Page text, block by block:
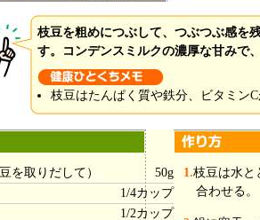
枝豆を粗めにつぶして、つぶつぶ感を
す。コンデンスミルクの濃厚な甘みで
枝豆はたんぱく質や鉄分、ビタミン
を取りだして）
50g
1/4カップ
1/2カップ
1.枝豆は水と
合わせる。